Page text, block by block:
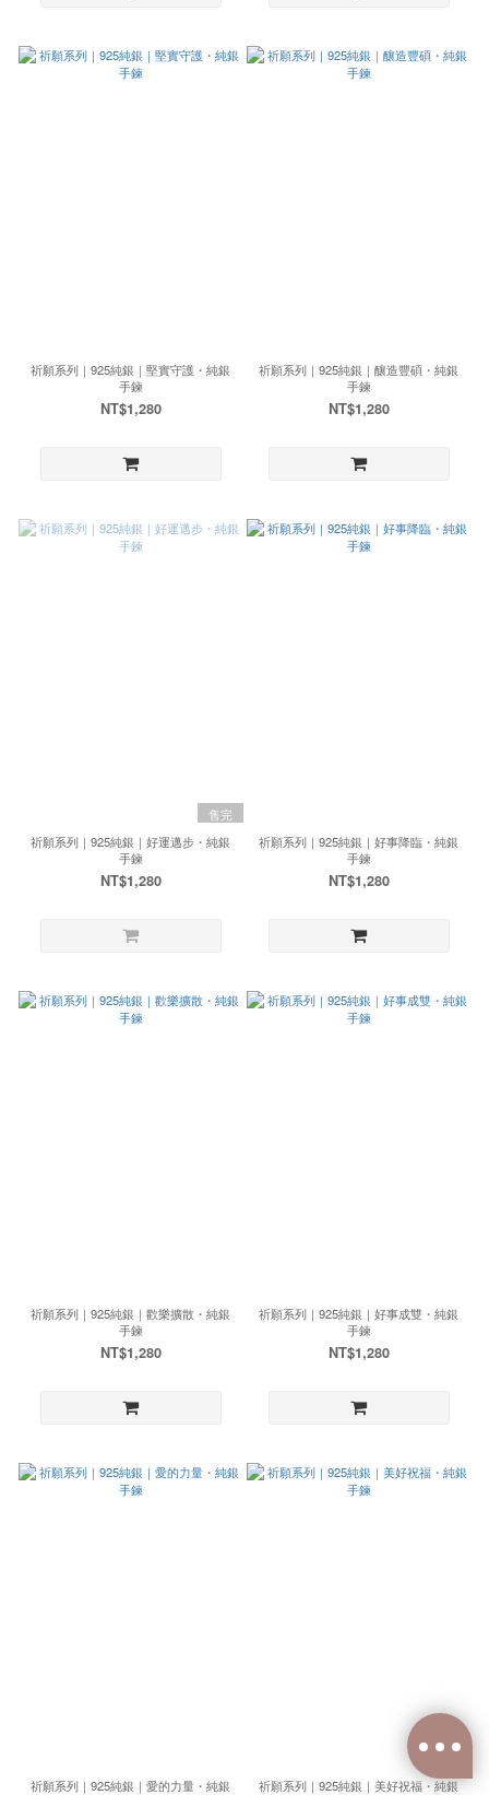
祈願系列｜925純銀｜堅實守護・純銀
手鍊
NT$1,280
祈願系列｜925純銀｜釀造豐碩・純銀
手鍊
NT$1,280
售完
祈願系列｜925純銀｜好運邁步・純銀
手鍊
NT$1,280
祈願系列｜925純銀｜好事降臨・純銀
手鍊
NT$1,280
祈願系列｜925純銀｜歡樂擴散・純銀
手鍊
NT$1,280
祈願系列｜925純銀｜好事成雙・純銀
手鍊
NT$1,280
祈願系列｜925純銀｜愛的力量・純銀
祈願系列｜925純銀｜美好祝福・純銀